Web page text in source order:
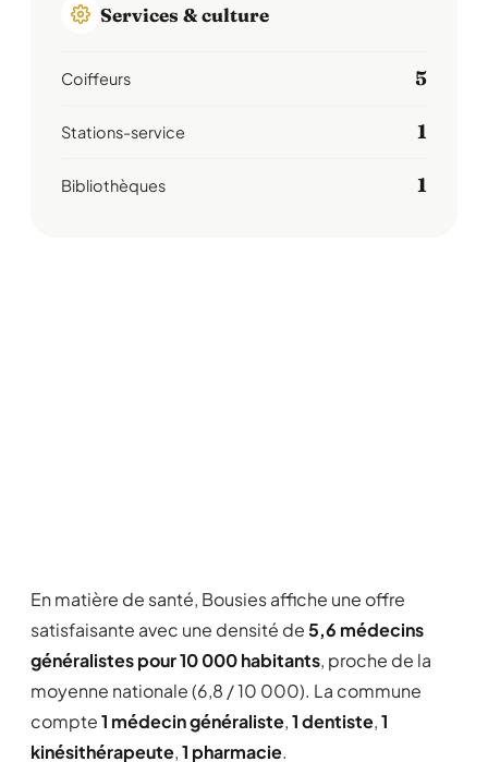
Services & culture
Coiffeurs 5
Stations-service 1
Bibliothèques 1
En matière de santé, Bousies affiche une offre
satisfaisante avec une densité de5,6 médecins
généralistes pour 10 000 habitants, proche de la
moyenne nationale (6,8 / 10 000). La commune
compte1 médecin généraliste,1 dentiste,1
kinésithérapeute,1 pharmacie.